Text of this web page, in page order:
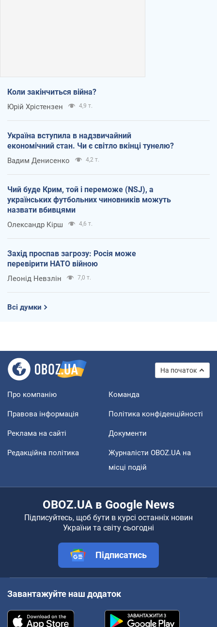
Коли закінчиться війна?
Юрій Хрістензен 4,9 т.
Україна вступила в надзвичайний
економічний стан. Чи є світло вкінці тунелю?
Вадим Денисенко 4,2 т.
Чий буде Крим, той і переможе (NSJ), а
українських футбольних чиновників можуть
назвати вбивцями
Олександр Кірш 4,6 т.
Захід проспав загрозу: Росія може
перевірити НАТО війною
Леонід Невзлін 7,0 т.
Всі думки
На початок
Про компанію Команда
Правова інформація Політика конфіденційності
Реклама на сайті Документи
Редакційна політика
Журналісти OBOZ.UA на
місці подій
OBOZ.UA в Google News
Підписуйтесь, щоб бути в курсі останніх новин
України та світу сьогодні
Підписатись
Завантажуйте наш додаток